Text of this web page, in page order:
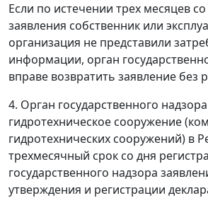
Если по истечении трех месяцев
заявления собственник или
организация не представили
информации, орган
вправе возвратить заявление без
4. Орган государственного
гидротехническое сооружение
гидротехнических сооружений) в
трехмесячный срок со дня
государственного надзора
утверждения и регистрации